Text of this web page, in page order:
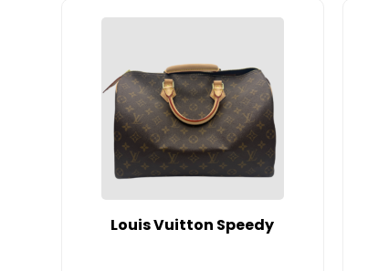
Louis Vuitton Speedy